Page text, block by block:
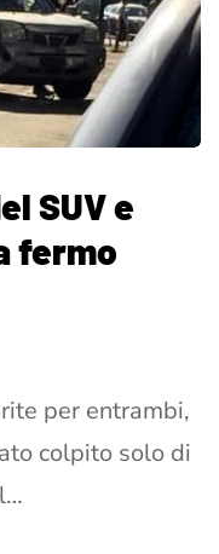
SUV e
fermo
per entrambi,
colpito solo di